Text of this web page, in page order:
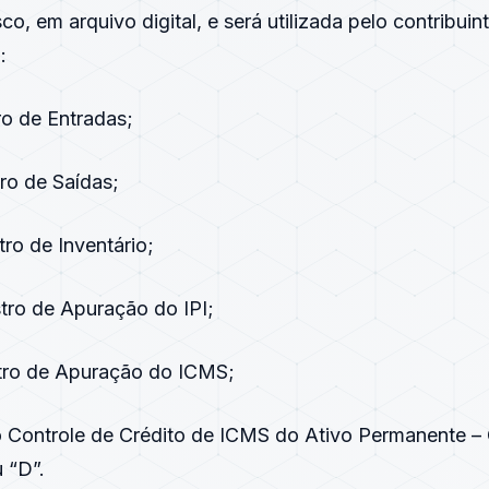
em arquivo digital, e será utilizada pelo
de Entradas;
de Saídas;
de Inventário;
de Apuração do IPI;
de Apuração do ICMS;
Controle de Crédito de ICMS do Ativo Permanente –